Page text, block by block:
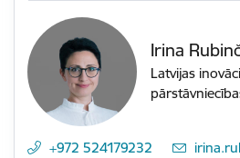
Irina
Latvijas
+972 524179232 E-